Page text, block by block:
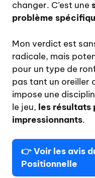
changer. C’est une
problème
Mon verdict est
radicale, mais
pour un type de
pas tant un oreiller
impose une
le jeu, les résultats
impressionnants.
👉Voir les avis
Positionnelle